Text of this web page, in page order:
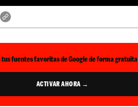
tus fuentes favoritas de Google de forma gratuita
ACTIVAR AHORA →